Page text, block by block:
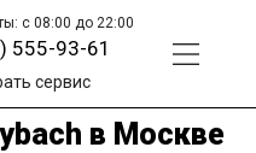
с 08:00 до 22:00
555-93-61
сервис
в Москве